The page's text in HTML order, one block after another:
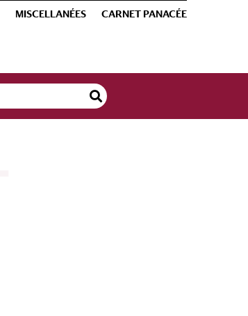
MISCELLANÉES CARNET PANACÉE